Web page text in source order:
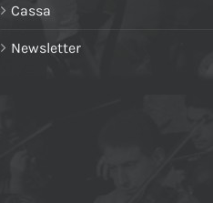
Cassa
Newsletter